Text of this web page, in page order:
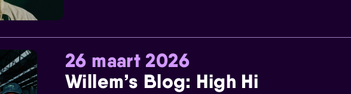
26 maart 2026
Willem’s Blog: High Hi